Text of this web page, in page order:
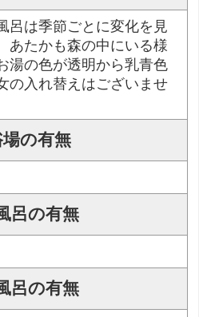
呂は季節ごとに変化を見
あたかも森の中にいる様
湯の色が透明から乳青色
の入れ替えはございませ
の有無
呂の有無
呂の有無